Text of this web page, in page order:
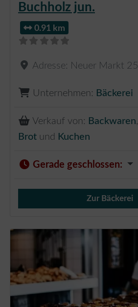
Buchholz jun.
0.91 km
Adresse: Neuer Markt 25
Unternehmen: Bäckerei
Verkauf von: Backwaren,
Brot und Kuchen
Gerade geschlossen:
Verkauf von Brötchen,
Zur Bäckerei